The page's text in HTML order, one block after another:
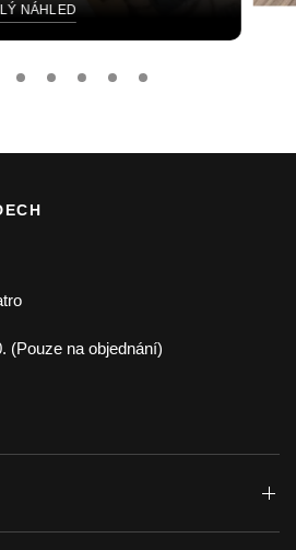
NÁHLED
(Pouze na objednání)